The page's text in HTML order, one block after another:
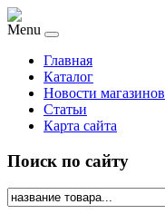
Menu
Главная
Каталог
Новости магазинов
Статьи
Карта сайта
Поиск по сайту